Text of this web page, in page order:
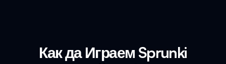
Как да Играем Sprunki